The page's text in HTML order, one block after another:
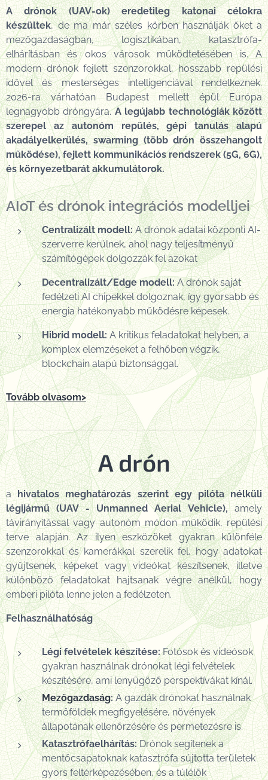
A drónok (UAV-ok) eredetileg katonai célokra
készültek, de ma már széles körben használják őket a
mezőgazdaságban, logisztikában, katasztrófa-
elhárításban és okos városok működtetésében is. A
modern drónok fejlett szenzorokkal, hosszabb repülési
idővel és mesterséges intelligenciával rendelkeznek.
2026-ra várhatóan Budapest mellett épül Európa
legnagyobb dróngyára.A legújabb technológiák között
szerepel az autonóm repülés, gépi tanulás alapú
akadályelkerülés, swarming (több drón összehangolt
működése), fejlett kommunikációs rendszerek (5G, 6G),
és környezetbarát akkumulátorok.
AIoT és drónok integrációs modelljei
Centralizált modell:A drónok adatai központi AI-
szerverre kerülnek, ahol nagy teljesítményű
számítógépek dolgozzák fel azokat
Decentralizált/Edge modell:A drónok saját
fedélzeti AI chipekkel dolgoznak, így gyorsabb és
energia hatékonyabb működésre képesek.
Hibrid modell: A kritikus feladatokat helyben, a
komplex elemzéseket a felhőben végzik,
blockchain alapú biztonsággal.
Tovább olvasom>
A drón
ahivatalos meghatározás szerint egy pilóta nélküli
légijármű(UAV -Unmanned Aerial Vehicle),amely
távirányítással vagy autonóm módon működik, repülési
terve alapján. Az ilyen eszközöket gyakran különféle
szenzorokkal és kamerákkal szerelik fel, hogy adatokat
gyűjtsenek, képeket vagy videókat készítsenek, illetve
különböző feladatokat hajtsanak végre anélkül, hogy
emberi pilóta lenne jelen a fedélzeten.
Felhasználhatóság
Légi felvételek készítése:Fotósok és videósok
gyakran használnak drónokat légi felvételek
készítésére, ami lenyűgöző perspektívákat kínál.
Mezőgazdaság:A gazdák drónokat használnak
termőföldek megfigyelésére, növények
állapotának ellenőrzésére és permetezésre is.
Katasztrófaelhárítás:Drónok segítenek a
mentőcsapatoknak katasztrófa sújtotta területek
gyors feltérképezésében, és a túlélők